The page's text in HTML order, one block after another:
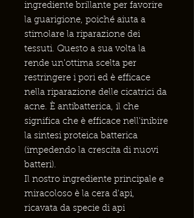
ingrediente brillante per favorire
la guarigione, poiché aiuta a
stimolare la riparazione dei
tessuti. Questo a sua volta la
rende un'ottima scelta per
restringere i pori ed è efficace
nella riparazione delle cicatrici da
acne. È antibatterica, il che
significa che è efficace nell'inibire
la sintesi proteica batterica
(impedendo la crescita di nuovi
batteri).
Il nostro ingrediente principale e
miracoloso è la cera d'api,
ricavata da specie di api